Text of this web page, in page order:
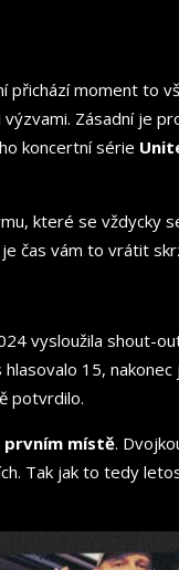
přichází moment to
Zásadní je
koncertní série
které se vždycky
čas vám to vrátit
vysloužila shout-
15,
potvrdilo.
prvním místě.
Tak jak to tedy